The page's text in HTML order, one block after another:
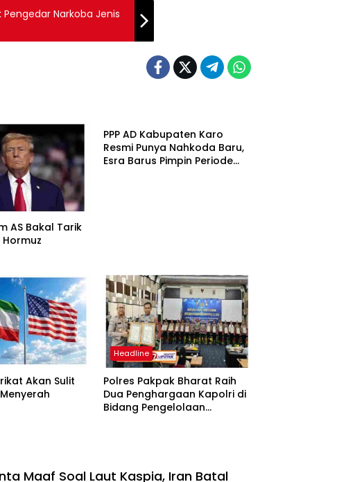
Narkoba Jenis
AS Bakal Tarik
PPP AD Kabupaten Karo
Resmi Punya Nahkoda Baru,
Esra Barus Pimpin Periode
Akan Sulit
Headline
Polres Pakpak Bharat Raih
Dua Penghargaan Kapolri di
Bidang Pengelolaan
Maaf Soal Laut Kaspia, Iran Batal